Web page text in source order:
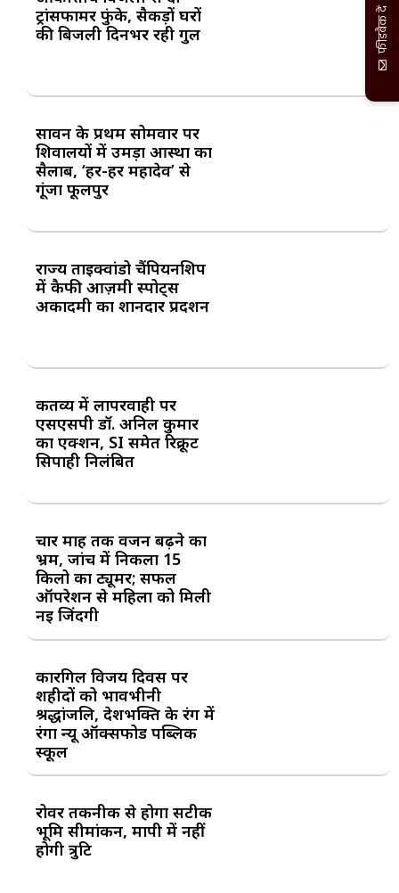
ट्रांसफार्मर फुंके, सैकड़ों घरों
की बिजली दिनभर रही गुल
सावन के प्रथम सोमवार पर
शिवालयों में उमड़ा आस्था का
सैलाब, ‘हर-हर महादेव’ से
गूंजा फूलपुर
राज्य ताइक्वांडो चैंपियनशिप
में कैफी आज़मी स्पोर्ट्स
अकादमी का शानदार प्रदर्शन
कर्तव्य में लापरवाही पर
एसएसपी डॉ. अनिल कुमार
का एक्शन, SI समेत रिक्रूट
सिपाही निलंबित
चार माह तक वजन बढ़ने का
भ्रम, जांच में निकला 15
किलो का ट्यूमर; सफल
ऑपरेशन से महिला को मिली
नई जिंदगी
कारगिल विजय दिवस पर
शहीदों को भावभीनी
श्रद्धांजलि, देशभक्ति के रंग में
रंगा न्यू ऑक्सफोर्ड पब्लिक
स्कूल
रोवर तकनीक से होगा सटीक
भूमि सीमांकन, मापी में नहीं
होगी त्रुटि
फीडबैक दें